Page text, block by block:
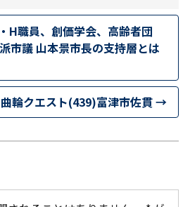
H職員、創価学会、高齢者団
市議 山本景市長の支持層とは
曲輪クエスト(439)富津市佐貫→